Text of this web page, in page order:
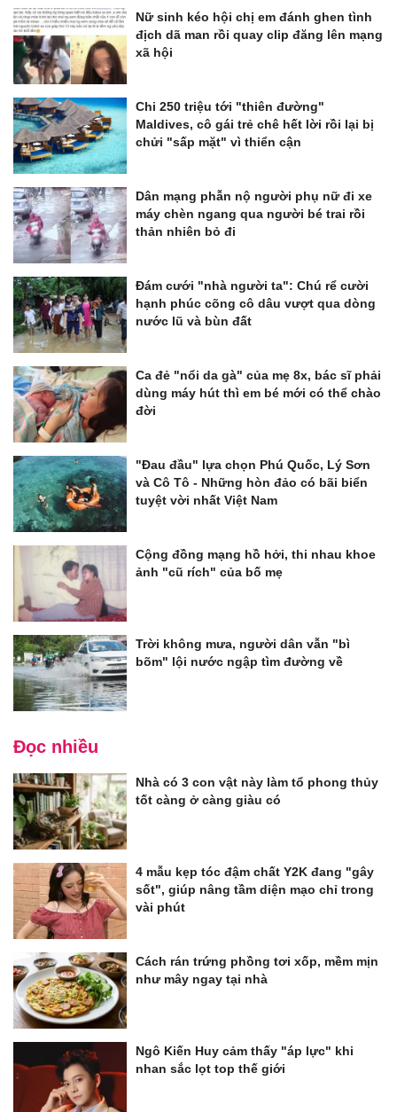
Nữ sinh kéo hội chị em đánh ghen tình
địch dã man rồi quay clip đăng lên mạng
xã hội
Chi 250 triệu tới "thiên đường"
Maldives, cô gái trẻ chê hết lời rồi lại bị
chửi "sấp mặt" vì thiển cận
Dân mạng phẫn nộ người phụ nữ đi xe
máy chèn ngang qua người bé trai rồi
thản nhiên bỏ đi
Đám cưới "nhà người ta": Chú rể cười
hạnh phúc cõng cô dâu vượt qua dòng
nước lũ và bùn đất
Ca đẻ "nổi da gà" của mẹ 8x, bác sĩ phải
dùng máy hút thì em bé mới có thể chào
đời
"Đau đầu" lựa chọn Phú Quốc, Lý Sơn
và Cô Tô - Những hòn đảo có bãi biển
tuyệt vời nhất Việt Nam
Cộng đồng mạng hồ hởi, thi nhau khoe
ảnh "cũ rích" của bố mẹ
Trời không mưa, người dân vẫn "bì
bõm" lội nước ngập tìm đường về
Đọc nhiều
Nhà có 3 con vật này làm tổ phong thủy
tốt càng ở càng giàu có
4 mẫu kẹp tóc đậm chất Y2K đang "gây
sốt", giúp nâng tầm diện mạo chỉ trong
vài phút
Cách rán trứng phồng tơi xốp, mềm mịn
như mây ngay tại nhà
Ngô Kiến Huy cảm thấy "áp lực" khi
nhan sắc lọt top thế giới